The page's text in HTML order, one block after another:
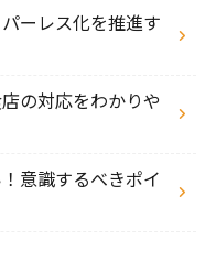
パーレス化を推進す
の対応をわかりや
意識するべきポイ